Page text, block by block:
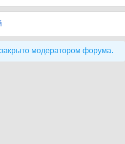
модератором форума.